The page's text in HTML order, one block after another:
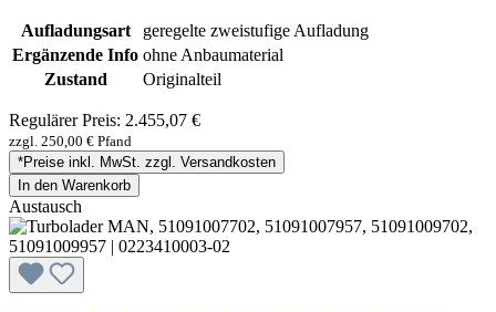
Aufladungsart
geregelte zweistufige Aufladung
Ergänzende Info ohne Anbaumaterial
Zustand
Originalteil
Regulärer Preis: 2.455,07 €
zzgl. 250,00 € Pfand
*Preise inkl. MwSt. zzgl. Versandkosten
In den Warenkorb
Austausch